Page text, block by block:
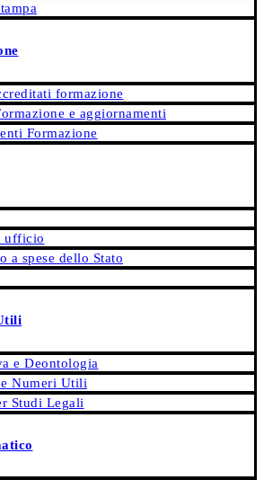
formazione
e aggiornamenti
Formazione
ufficio
a spese dello Stato
e Deontologia
Numeri Utili
Studi Legali